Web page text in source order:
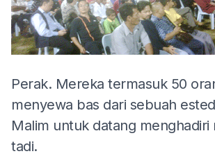
Perak. Mereka termasuk 50
menyewa bas dari sebuah
Malim untuk datang menghadiri
tadi.